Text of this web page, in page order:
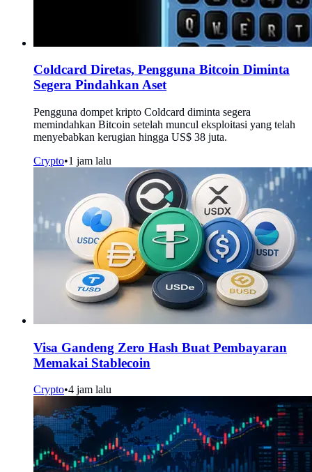
Coldcard Diretas, Pengguna Bitcoin Diminta
Segera Pindahkan Aset
Pengguna dompet kripto Coldcard diminta segera
memindahkan Bitcoin setelah muncul eksploitasi yang telah
menyebabkan kerugian hingga US$ 38 juta.
Crypto•1 jam lalu
Visa Gandeng Zero Hash Buat Pembayaran
Memakai Stablecoin
Crypto•4 jam lalu